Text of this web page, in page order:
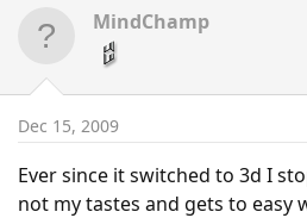
MindChamp
Dec 15, 2009
Ever since it switched to 3d I
not my tastes and gets to easy